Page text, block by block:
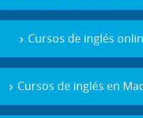
Cursos de inglés
Cursos de inglés en